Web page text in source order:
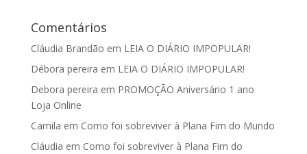
Comentários
Cláudia Brandão em LEIA O DIÁRIO IMPOPULAR!
Débora pereira em LEIA O DIÁRIO IMPOPULAR!
Debora pereira em PROMOÇÃO Aniversário 1 ano
Loja Online
Camila em Como foi sobreviver à Plana Fim do Mundo
Cláudia em Como foi sobreviver à Plana Fim do